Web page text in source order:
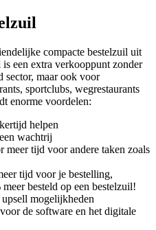
compacte bestelzuil uit
een extra verkooppunt zonder
sector, maar ook voor
sportclubs, wegrestaurants
enorme voordelen:
helpen
wachtrij
meer tijd voor andere taken zoals
tijd voor je bestelling,
besteld op een bestelzuil!
mogelijkheden
de software en het digitale